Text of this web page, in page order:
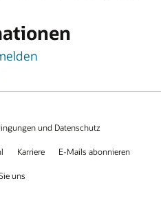
und Datenschutz
Karriere E-Mails abonnieren
uns